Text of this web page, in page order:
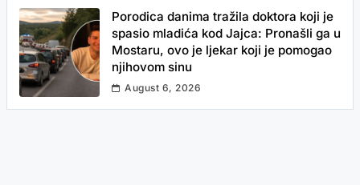
Porodica danima tražila doktora koji je
spasio mladića kod Jajca: Pronašli ga u
Mostaru, ovo je ljekar koji je pomogao
njihovom sinu
August 6, 2026